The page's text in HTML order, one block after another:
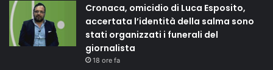
Cronaca, omicidio di Luca Esposito,
accertata l’identità della salma sono
stati organizzati i funerali del
giornalista
18 ore fa